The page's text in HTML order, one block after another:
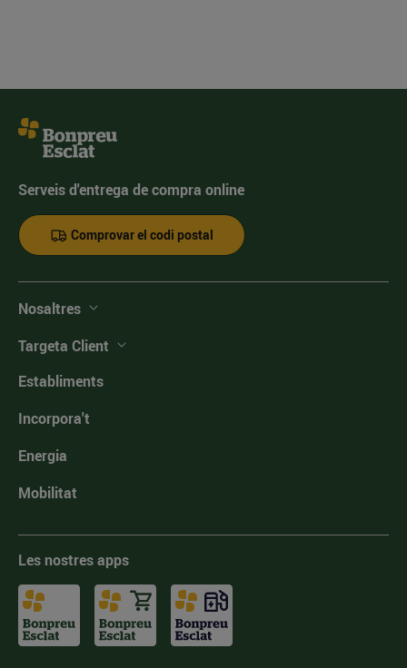
Serveis d'entrega de compra online
Comprovar el codi postal
Nosaltres
Targeta Client
Establiments
Incorpora't
Energia
Mobilitat
Les nostres apps